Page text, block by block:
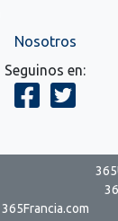
Nosotros
Seguinos en:
365Francia.com